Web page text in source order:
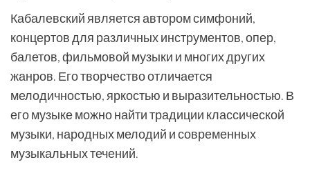
Кабалевский является автором симфоний,
концертов для различных инструментов, опер,
балетов, фильмовой музыки и многих других
жанров. Его творчество отличается
мелодичностью, яркостью и выразительностью. В
его музыке можно найти традиции классической
музыки, народных мелодий и современных
музыкальных течений.